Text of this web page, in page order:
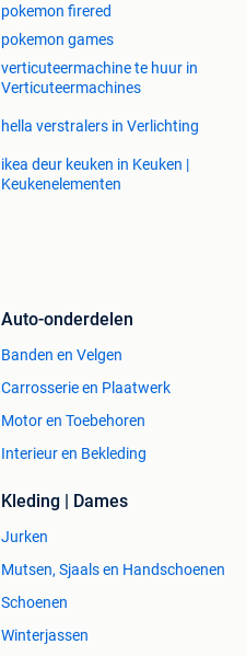
pokemon firered
pokemon games
verticuteermachine te huur in
Verticuteermachines
hella verstralers in Verlichting
ikea deur keuken in Keuken |
Keukenelementen
Auto-onderdelen
Banden en Velgen
Carrosserie en Plaatwerk
Motor en Toebehoren
Interieur en Bekleding
Kleding | Dames
Jurken
Mutsen, Sjaals en Handschoenen
Schoenen
Winterjassen